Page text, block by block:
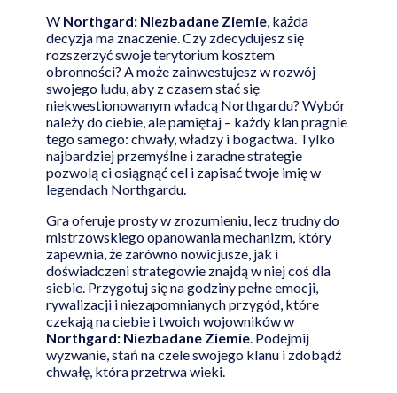
W Northgard: Niezbadane Ziemie, każda
decyzja ma znaczenie. Czy zdecydujesz się
rozszerzyć swoje terytorium kosztem
obronności? A może zainwestujesz w rozwój
swojego ludu, aby z czasem stać się
niekwestionowanym władcą Northgardu? Wybór
należy do ciebie, ale pamiętaj – każdy klan pragnie
tego samego: chwały, władzy i bogactwa. Tylko
najbardziej przemyślne i zaradne strategie
pozwolą ci osiągnąć cel i zapisać twoje imię w
legendach Northgardu.
Gra oferuje prosty w zrozumieniu, lecz trudny do
mistrzowskiego opanowania mechanizm, który
zapewnia, że zarówno nowicjusze, jak i
doświadczeni strategowie znajdą w niej coś dla
siebie. Przygotuj się na godziny pełne emocji,
rywalizacji i niezapomnianych przygód, które
czekają na ciebie i twoich wojowników w
Northgard: Niezbadane Ziemie. Podejmij
wyzwanie, stań na czele swojego klanu i zdobądź
chwałę, która przetrwa wieki.